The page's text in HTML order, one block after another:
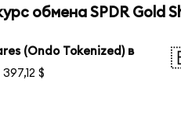
обмена SPDR Gold
(Ondo Tokenized) в
$